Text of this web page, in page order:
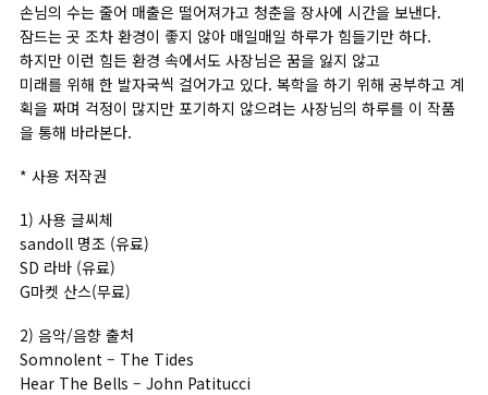
손님의 수는 줄어 매출은 떨어져가고 청춘을 장사에 시간을 보낸다.
잠드는 곳 조차 환경이 좋지 않아 매일매일 하루가 힘들기만 하다.
하지만 이런 힘든 환경 속에서도 사장님은 꿈을 잃지 않고
미래를 위해 한 발자국씩 걸어가고 있다. 복학을 하기 위해 공부하고 계
획을 짜며 걱정이 많지만 포기하지 않으려는 사장님의 하루를 이 작품
을 통해 바라본다.
* 사용 저작권
1) 사용 글씨체
sandoll 명조 (유료)
SD 라바 (유료)
G마켓 산스(무료)
2) 음악/음향 출처
Somnolent – The Tides
Hear The Bells – John Patitucci